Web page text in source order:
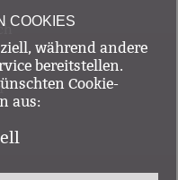
COOKIES
während andere
bereitstellen.
Cookie-
aus: